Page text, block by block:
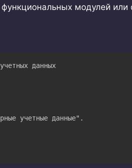
модулей или
Ошибка аутентификации при корректных учетных данных